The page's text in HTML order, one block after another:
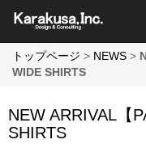
トップページ > NEWS >
WIDE SHIRTS
NEW ARRIVAL【
SHIRTS